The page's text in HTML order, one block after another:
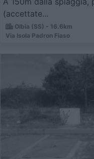
(accettate...
Olbia (SS) - 16.6km
Via Isola Padron Fiaso